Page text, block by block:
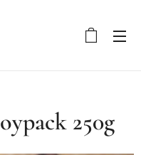
250g